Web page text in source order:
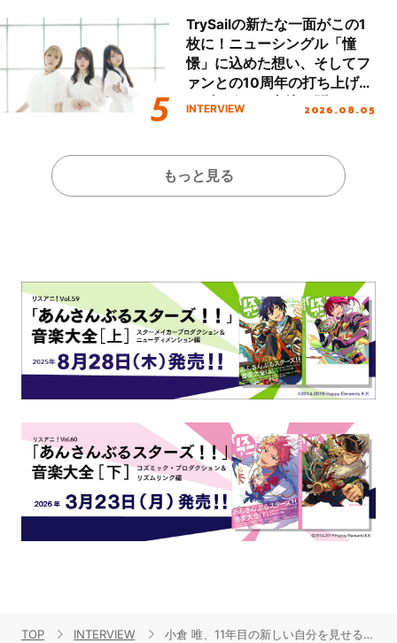
TrySailの新たな一面がこの1
枚に！ニューシングル「憧
憬」に込めた想い、そしてフ
ァンとの10周年の打ち上げラ
イブを終えた心境を聞いた。
INTERVIEW 2026.08.05
もっと見る
TOP INTERVIEW 小倉 唯、11年目の新しい自分を見せるための挑戦――ライブ映像作品「小倉 唯 Memorial LIVE 2023～To the 11’Eleven～」インタビュー